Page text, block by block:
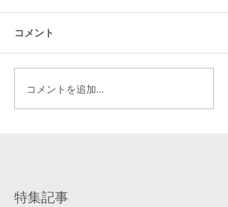
コメント
コメントを追加…
特集記事